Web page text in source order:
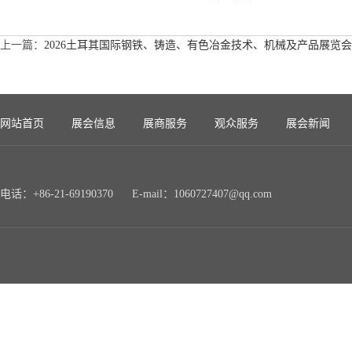
上一篇： 2026土耳其国际钢铁、铸造、有色冶金技术、机械及产品展览会
网站首页 展会信息 展商服务 观众服务 展会新闻
电话：+86-21-69190370 E-mail：1060727407@qq.com